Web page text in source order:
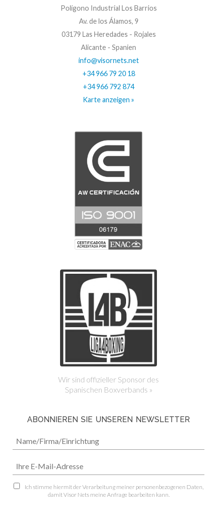
Polígono Industrial Los Barrios
Av. de los Álamos, 9
03179 Las Heredades - Rojales
Alicante - Spanien
info@visornets.net
+34 966 79 20 18
+34 966 792 874
Karte anzeigen »
Wir sind offizieller Sponsor des
Spanischen Boxverbands »
ABONNIEREN SIE UNSEREN NEWSLETTER
Ich stimme hiermit der Verarbeitung meiner personenbezogenen Daten,
damit Visor Nets meine Anfrage bearbeiten kann.